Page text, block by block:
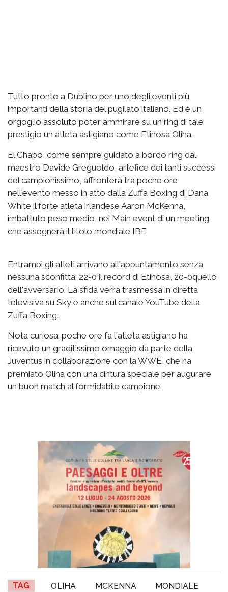
Tutto pronto a Dublino per uno degli eventi più
importanti della storia del pugilato italiano. Ed è un
orgoglio assoluto poter ammirare su un ring di tale
prestigio un atleta astigiano come Etinosa Oliha.
El Chapo, come sempre guidato a bordo ring dal
maestro Davide Greguoldo, artefice dei tanti successi
del campionissimo, affronterà tra poche ore
nell'evento messo in atto dalla Zuffa Boxing di Dana
White il forte atleta irlandese Aaron McKenna,
imbattuto peso medio, nel Main event di un meeting
che assegnerà il titolo mondiale IBF.
Entrambi gli atleti arrivano all'appuntamento senza
nessuna sconfitta: 22-0 il record di Etinosa, 20-0quello
dell'avversario. La sfida verrà trasmessa in diretta
televisiva su Sky e anche sul canale YouTube della
Zuffa Boxing.
Nota curiosa: poche ore fa l'atleta astigiano ha
ricevuto un graditissimo omaggio da parte della
Juventus in collaborazione con la WWE, che ha
premiato Oliha con una cintura speciale per augurare
un buon match al formidabile campione.
TAG OLIHA MCKENNA
MONDIALE